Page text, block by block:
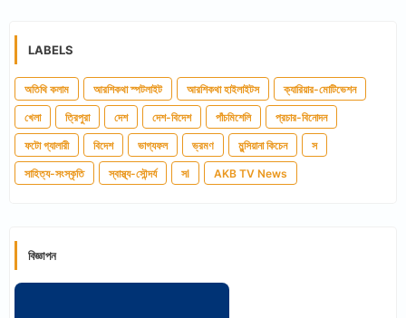
LABELS
অতিথি কলাম আরশিকথা স্পটলাইট আরশিকথা হাইলাইটস ক্যারিয়ার-মোটিভেশন
খেলা ত্রিপুরা দেশ দেশ-বিদেশ পাঁচমিশেলি প্রচার-বিনোদন
ফটো গ্যালারী বিদেশ ভাগ্যফল ভ্রমণ মুন্সিয়ানা কিচেন স
সাহিত্য-সংস্কৃতি স্বাস্থ্য-সৌন্দর্য সl AKB TV News
বিজ্ঞাপন